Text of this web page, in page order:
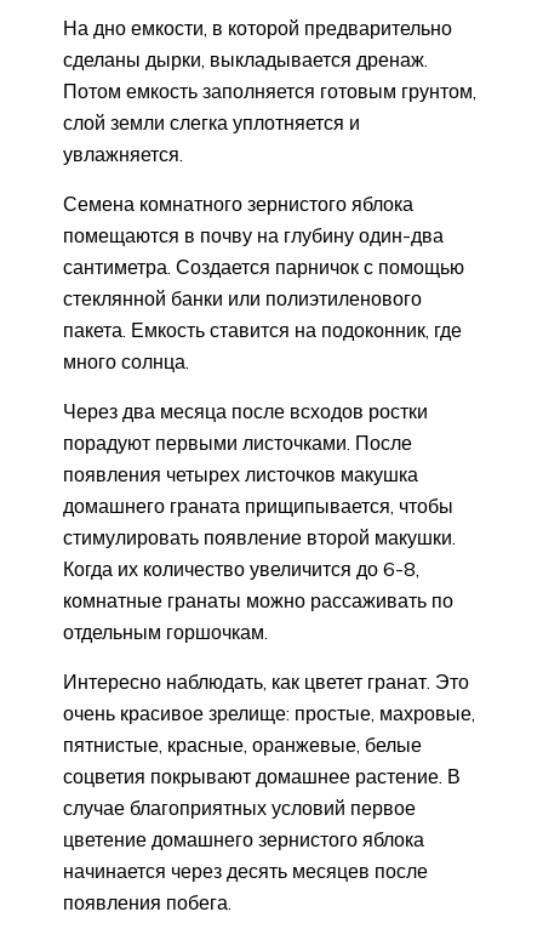
На дно емкости, в которой предварительно
сделаны дырки, выкладывается дренаж.
Потом емкость заполняется готовым грунтом,
слой земли слегка уплотняется и
увлажняется.
Семена комнатного зернистого яблока
помещаются в почву на глубину один-два
сантиметра. Создается парничок с помощью
стеклянной банки или полиэтиленового
пакета. Емкость ставится на подоконник, где
много солнца.
Через два месяца после всходов ростки
порадуют первыми листочками. После
появления четырех листочков макушка
домашнего граната прищипывается, чтобы
стимулировать появление второй макушки.
Когда их количество увеличится до 6-8,
комнатные гранаты можно рассаживать по
отдельным горшочкам.
Интересно наблюдать, как цветет гранат. Это
очень красивое зрелище: простые, махровые,
пятнистые, красные, оранжевые, белые
соцветия покрывают домашнее растение. В
случае благоприятных условий первое
цветение домашнего зернистого яблока
начинается через десять месяцев после
появления побега.